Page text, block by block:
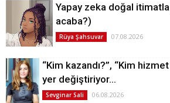
Yapay zeka doğal
acaba?)
Rüya Şahsuvar 07.08.2026
“Kim kazandı?”, “Kim
yer değiştiriyor…
Sevginar Sali 06.08.2026